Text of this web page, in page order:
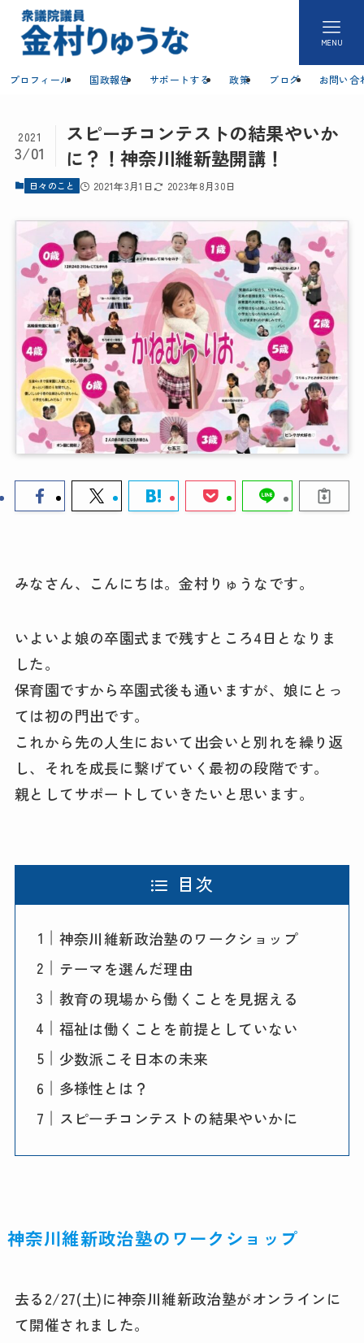
MENU
プロフィール 国政報告 サポートする 政策 ブログ お問い合
スピーチコンテストの結果やいか
に？！神奈川維新塾開講！
2021
3/01
日々のこと 2021年3月1日 2023年8月30日
みなさん、こんにちは。金村りゅうなです。
いよいよ娘の卒園式まで残すところ4日となりま
した。
保育園ですから卒園式後も通いますが、娘にとっ
ては初の門出です。
これから先の人生において出会いと別れを繰り返
し、それを成長に繋げていく最初の段階です。
親としてサポートしていきたいと思います。
目次
神奈川維新政治塾のワークショップ
テーマを選んだ理由
教育の現場から働くことを見据える
福祉は働くことを前提としていない
少数派こそ日本の未来
多様性とは？
スピーチコンテストの結果やいかに
神奈川維新政治塾のワークショップ
去る2/27(土)に神奈川維新政治塾がオンラインに
て開催されました。